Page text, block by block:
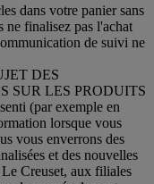
dans votre panier sans
ne finalisez pas l'achat
de suivi ne
DES
SUR LES PRODUITS
(par exemple en
lorsque vous
vous enverrons des
et des nouvelles
Creuset, aux filiales